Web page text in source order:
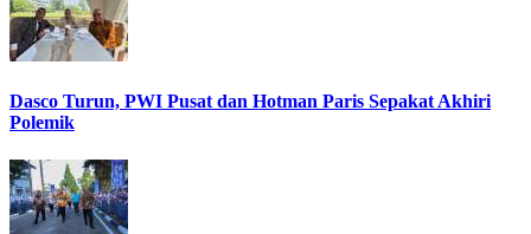
Dasco Turun, PWI Pusat dan Hotman Paris Sepakat Akhiri
Polemik